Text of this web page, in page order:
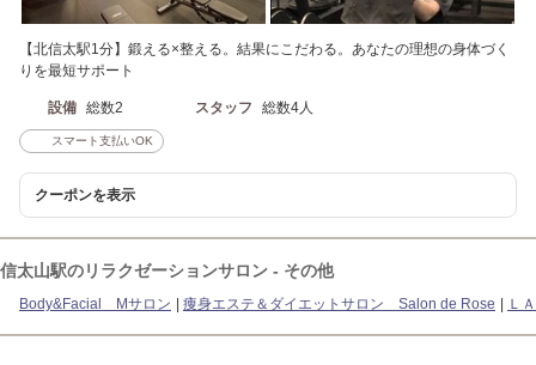
【北信太駅1分】鍛える×整える。結果にこだわる。あなたの理想の身体づく
りを最短サポート
設備 総数2 スタッフ 総数4人
スマート支払いOK
クーポンを表示
信太山駅のリラクゼーションサロン - その他
Body&Facial Mサロン 痩身エステ＆ダイエットサロン Salon de Rose Ｌ